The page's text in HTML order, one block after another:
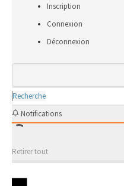
Inscription
Connexion
Déconnexion
Recherche
Notifications
Retirer tout